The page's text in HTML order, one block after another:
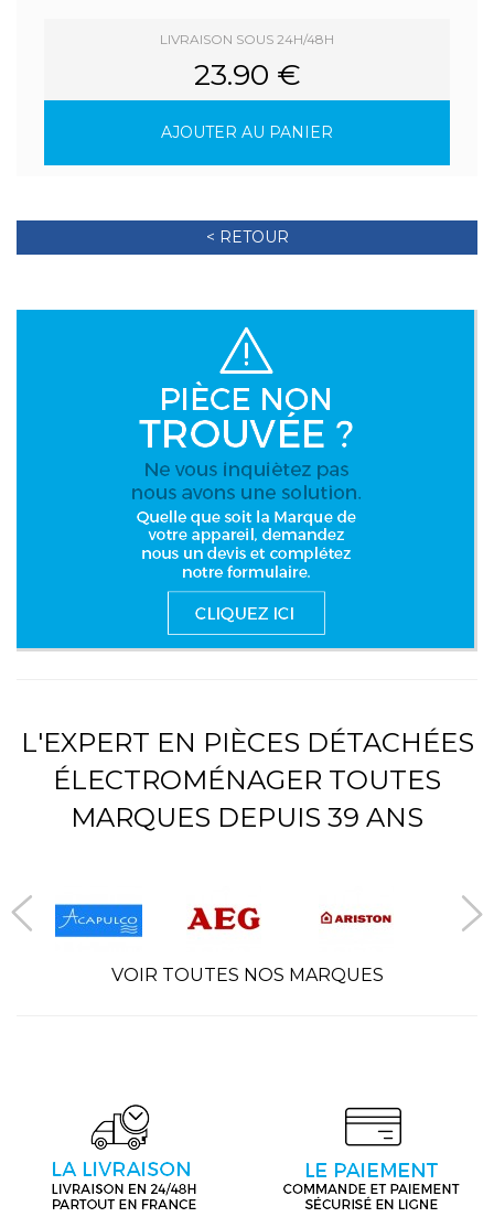
LIVRAISON SOUS 24H/48H
23.90 €
AJOUTER AU PANIER
< RETOUR
L'EXPERT EN PIÈCES DÉTACHÉES
ÉLECTROMÉNAGER TOUTES
MARQUES DEPUIS 39 ANS
VOIR TOUTES NOS MARQUES